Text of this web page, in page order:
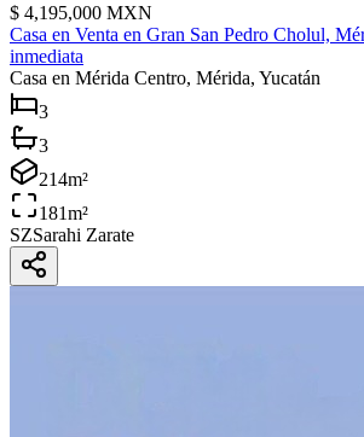
$ 4,195,000 MXN
Casa en Venta en Gran San Pedro Cholul,
inmediata
Casa en Mérida Centro, Mérida, Yucatán
3
3
214m²
181m²
SZSarahi Zarate